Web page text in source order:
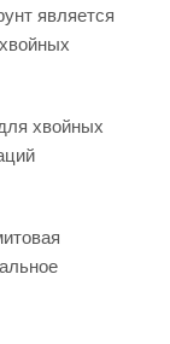
является
хвойных